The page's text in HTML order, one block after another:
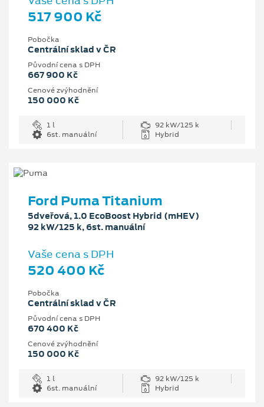
517 900 Kč
Pobočka
Centrální sklad v ČR
Původní cena s DPH
667 900 Kč
Cenové zvýhodnění
150 000 Kč
1 l
92 kW/125 k
6st. manuální
Hybrid
Ford Puma Titanium
5dveřová, 1.0 EcoBoost Hybrid (mHEV)
92 kW/125 k, 6st. manuální
Vaše cena s DPH
520 400 Kč
Pobočka
Centrální sklad v ČR
Původní cena s DPH
670 400 Kč
Cenové zvýhodnění
150 000 Kč
1 l
92 kW/125 k
6st. manuální
Hybrid